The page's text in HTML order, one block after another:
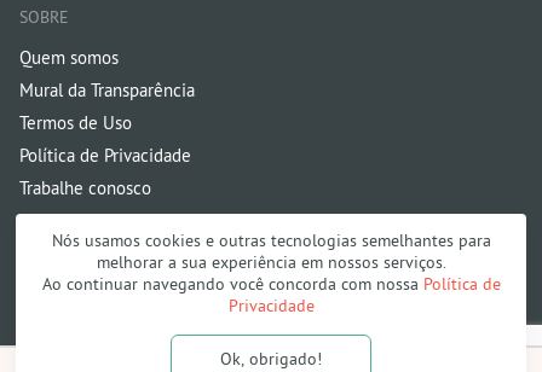
Nós usamos cookies e outras tecnologias semelhantes para
melhorar a sua experiência em nossos serviços.
Ao continuar navegando você concorda com nossa Política de
Privacidade
Ok, obrigado!
SOBRE
Quem somos
Mural da Transparência
Termos de Uso
Política de Privacidade
Trabalhe conosco
Onde público e Fazedores andam juntos | 2026